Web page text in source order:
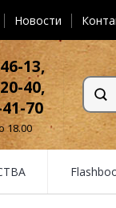
Новости
13,
40,
70
18.00